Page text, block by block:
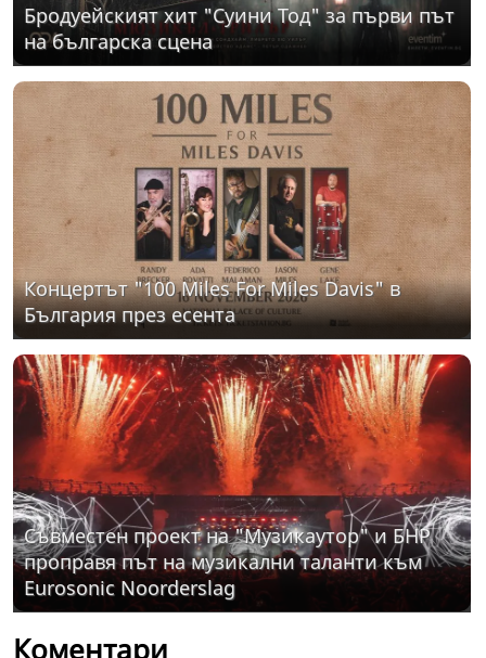
Бродуейският хит "Суини Тод" за първи път
на българска сцена
Концертът "100 Miles For Miles Davis" в
България през есента
Съвместен проект на "Музикаутор" и БНР
проправя път на музикални таланти към
Eurosonic Noorderslag
Коментари